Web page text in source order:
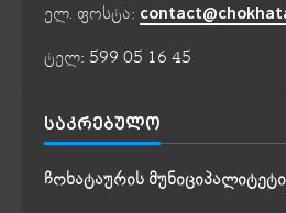
ელ. ფოსტა:
ტელ: 599 05 16 45
ᲡᲐᲙᲠᲔᲑᲣᲚᲝ
ჩოხატაურის